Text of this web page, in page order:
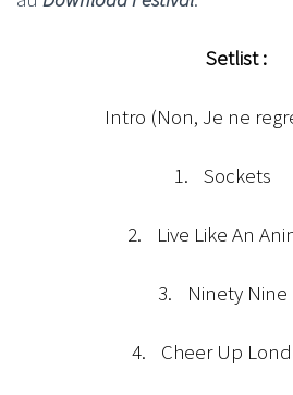
Setlist :
Intro (Non, Je ne
1. Sockets
2. Live Like An
3. Ninety Nine
4. Cheer Up